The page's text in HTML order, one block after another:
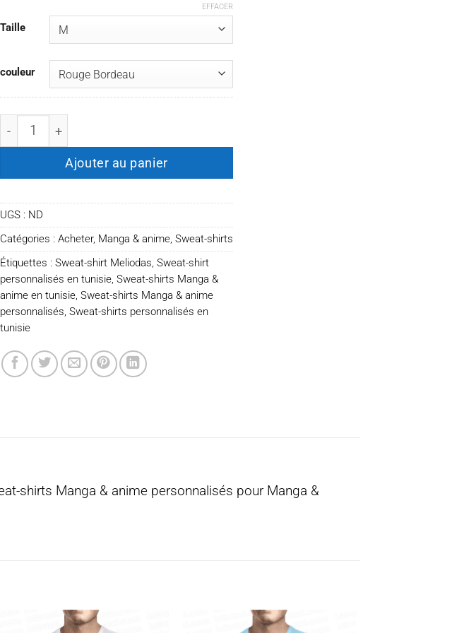
Taille
couleur
EFFACER
quantité de Sweat-shirt Meliodas
Ajouter au panier
UGS : ND
Catégories : Acheter, Manga & anime, Sweat-shirts
Étiquettes : Sweat-shirt Meliodas, Sweat-shirt
personnalisés en tunisie, Sweat-shirts Manga &
anime en tunisie, Sweat-shirts Manga & anime
personnalisés, Sweat-shirts personnalisés en
tunisie
shirts Manga & anime personnalisés pour Manga &